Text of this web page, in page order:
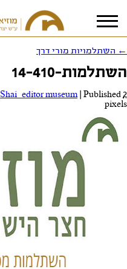
אני מאשר/ת את תנאי הפרטיות
← השתלמויות מורי דרך
השתלמות-14-410
Shai_editor museum Published2 ביוני 2021
pixels